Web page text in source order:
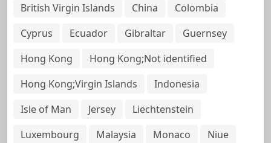
British Virgin Islands
China
Colombia
Cyprus
Ecuador Gibraltar
Guernsey
Hong Kong
Hong Kong;Not identified
Hong Kong;Virgin Islands
Indonesia
Isle of Man
Jersey
Liechtenstein
Luxembourg
Malaysia Monaco
Niue